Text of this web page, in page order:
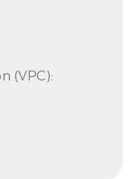
(VPC):